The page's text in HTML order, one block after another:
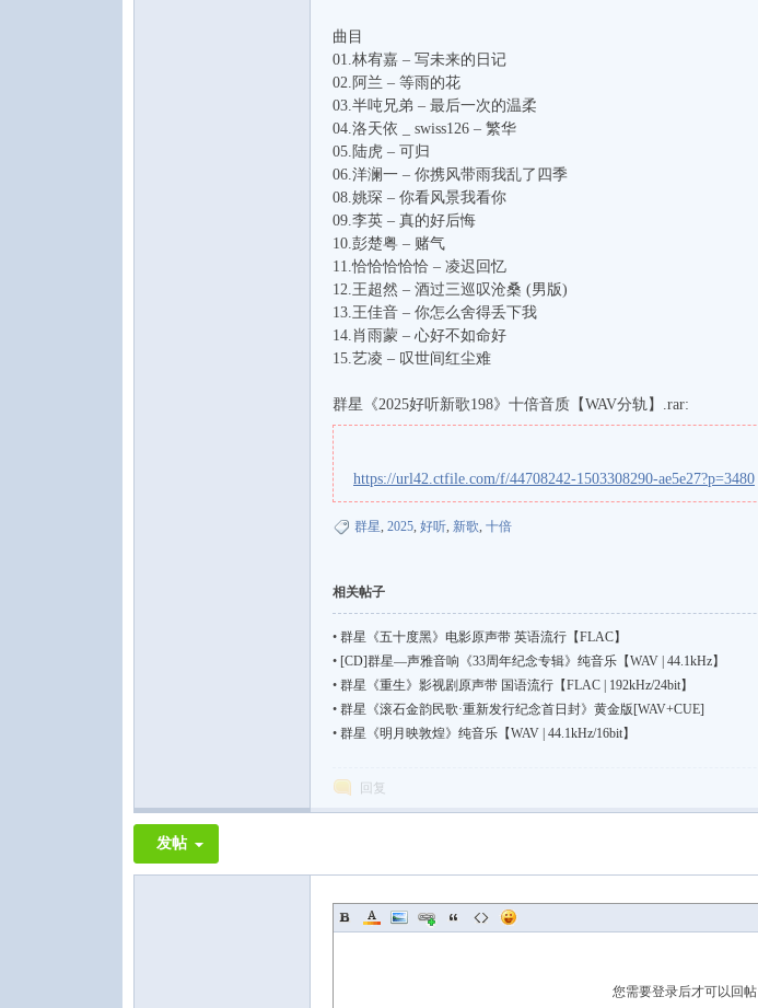
曲目
01.林宥嘉 – 写未来的日记
02.阿兰 – 等雨的花
03.半吨兄弟 – 最后一次的温柔
04.洛天依 _ swiss126 – 繁华
05.陆虎 – 可归
06.洋澜一 – 你携风带雨我乱了四季
08.姚琛 – 你看风景我看你
09.李英 – 真的好后悔
10.彭楚粤 – 赌气
11.恰恰恰恰恰 – 凌迟回忆
12.王超然 – 酒过三巡叹沧桑 (男版)
13.王佳音 – 你怎么舍得丢下我
14.肖雨蒙 – 心好不如命好
15.艺凌 – 叹世间红尘难
群星《2025好听新歌198》十倍音质【WAV分轨】.rar:
https://url42.ctfile.com/f/44708242-1503308290-ae5e27?p=3480
群星, 2025, 好听, 新歌, 十倍
相关帖子
• 群星《五十度黑》电影原声带 英语流行【FLAC】
• [CD]群星—声雅音响《33周年纪念专辑》纯音乐【WAV | 44.1kHz】
• 群星《重生》影视剧原声带 国语流行【FLAC | 192kHz/24bit】
• 群星《滚石金韵民歌·重新发行纪念首日封》黄金版[WAV+CUE]
• 群星《明月映敦煌》纯音乐【WAV | 44.1kHz/16bit】
回复
发帖
您需要登录后才可以回帖